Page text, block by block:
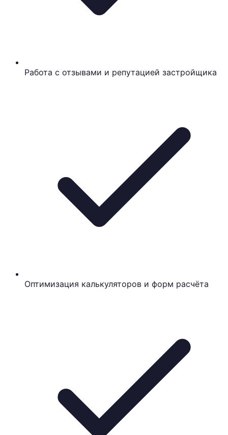
Работа с отзывами и репутацией застройщика
Оптимизация калькуляторов и форм расчёта